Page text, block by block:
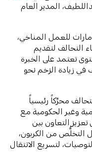
المدير العام
للعمل المناخي،
التحالف لتقديم
تعتمد على الخبرة
في زيادة الزخم نحو
محرِّكاً رئيسياً
وغير الحكومية مع
التعاون بين
التخلُّص من الكربون،
لتسريع الانتقال